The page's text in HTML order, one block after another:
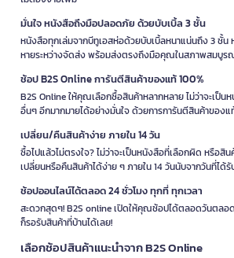
มั่นใจ หนังสือถึงมือปลอดภัย ด้วยบับเบิ้ล 3 ชั้น
หนังสือทุกเล่มจากบีทูเอสห่อด้วยบับเบิ้ลหนาแน่นถึง 3 ชั้น
หายระหว่างจัดส่ง พร้อมส่งตรงถึงมือคุณในสภาพสมบูร
ช้อป B2S Online การันตีสินค้าของแท้ 100%
B2S Online ให้คุณเลือกซื้อสินค้าหลากหลาย ไม่ว่าจะเป็น
อื่นๆ อีกมากมายได้อย่างมั่นใจ ด้วยการการันตีสินค้าของ
เปลี่ยน/คืนสินค้าง่าย ภายใน 14 วัน
ซื้อไปแล้วไม่ตรงใจ? ไม่ว่าจะเป็นหนังสือที่เลือกผิด หรือ
เปลี่ยนหรือคืนสินค้าได้ง่าย ๆ ภายใน 14 วันนับจากวันที่ได้
ช้อปออนไลน์ได้ตลอด 24 ชั่วโมง ทุกที่ ทุกเวลา
สะดวกสุดๆ! B2S online เปิดให้คุณช้อปได้ตลอดวันตลอ
ก็รอรับสินค้าที่บ้านได้เลย!
เลือกช้อปสินค้าแนะนำจาก B2S Online